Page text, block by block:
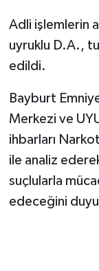
Adli işlemlerin
uyruklu D.A.,
edildi.
Bayburt
Merkezi ve
ihbarları
ile analiz
suçlularla
edeceğini